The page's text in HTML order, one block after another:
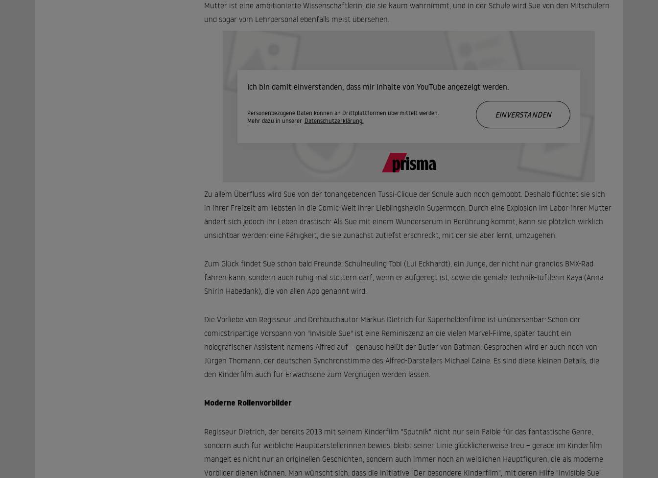
Mutter ist eine ambitionierte Wissenschaftlerin, die sie kaum wahrnimmt, und in der Schule wird Sue von den Mitschülern
und sogar vom Lehrpersonal ebenfalls meist übersehen.
Ich bin damit einverstanden, dass mir Inhalte von YouTube angezeigt werden.
Personenbezogene Daten können an Drittplattformen übermittelt werden.
Mehr dazu in unserer Datenschutzerklärung.
EINVERSTANDEN
Zu allem Überfluss wird Sue von der tonangebenden Tussi-Clique der Schule auch noch gemobbt. Deshalb flüchtet sie sich
in ihrer Freizeit am liebsten in die Comic-Welt ihrer Lieblingsheldin Supermoon. Durch eine Explosion im Labor ihrer Mutter
ändert sich jedoch ihr Leben drastisch: Als Sue mit einem Wunderserum in Berührung kommt, kann sie plötzlich wirklich
unsichtbar werden: eine Fähigkeit, die sie zunächst zutiefst erschreckt, mit der sie aber lernt, umzugehen.
Zum Glück findet Sue schon bald Freunde: Schulneuling Tobi (Lui Eckhardt), ein Junge, der nicht nur grandios BMX-Rad
fahren kann, sondern auch ruhig mal stottern darf, wenn er aufgeregt ist, sowie die geniale Technik-Tüftlerin Kaya (Anna
Shirin Habedank), die von allen App genannt wird.
Die Vorliebe von Regisseur und Drehbuchautor Markus Dietrich für Superheldenfilme ist unübersehbar: Schon der
comicstripartige Vorspann von "Invisible Sue" ist eine Reminiszenz an die vielen Marvel-Filme, später taucht ein
holografischer Assistent namens Alfred auf – genauso heißt der Butler von Batman. Gesprochen wird er auch noch von
Jürgen Thomann, der deutschen Synchronstimme des Alfred-Darstellers Michael Caine. Es sind diese kleinen Details, die
den Kinderfilm auch für Erwachsene zum Vergnügen werden lassen.
Moderne Rollenvorbilder
Regisseur Dietrich, der bereits 2013 mit seinem Kinderfilm "Sputnik" nicht nur sein Faible für das fantastische Genre,
sondern auch für weibliche Hauptdarstellerinnen bewies, bleibt seiner Linie glücklicherweise treu – gerade im Kinderfilm
mangelt es nicht nur an originellen Geschichten, sondern auch immer noch an weiblichen Hauptfiguren, die als moderne
Vorbilder dienen können. Man wünscht sich, dass die Initiative "Der besondere Kinderfilm", mit deren Hilfe "Invisible Sue"